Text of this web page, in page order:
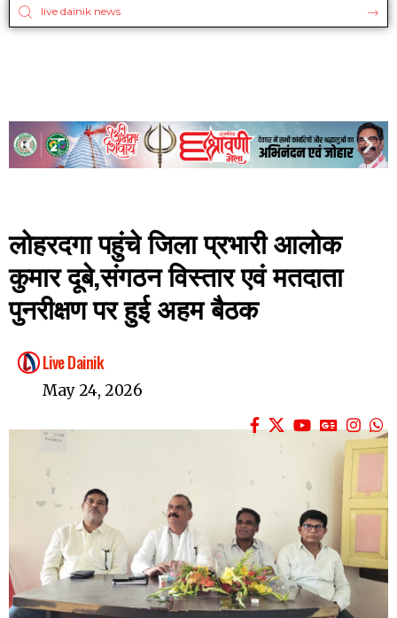
लोहरदगा पहुंचे जिला प्रभारी आलोक
कुमार दूबे,संगठन विस्तार एवं मतदाता
पुनरीक्षण पर हुई अहम बैठक
Live Dainik
May 24, 2026